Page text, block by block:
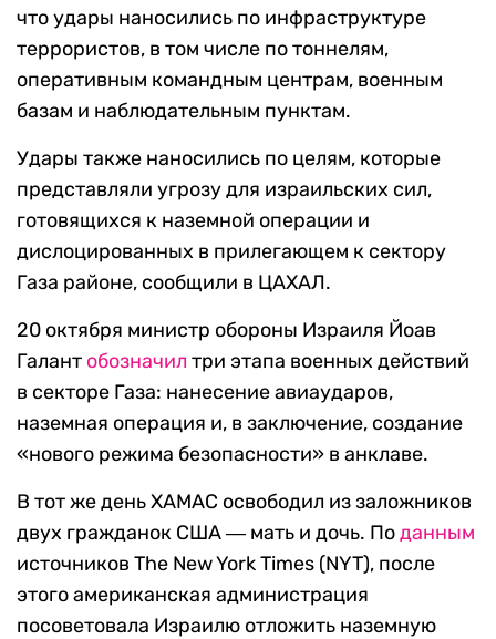
что удары наносились по инфраструктуре
террористов, в том числе по тоннелям,
оперативным командным центрам, военным
базам и наблюдательным пунктам.
Удары также наносились по целям, которые
представляли угрозу для израильских сил,
готовящихся к наземной операции и
дислоцированных в прилегающем к сектору
Газа районе, сообщили в ЦАХАЛ.
20 октября министр обороны Израиля Йоав
Галант обозначил три этапа военных действий
в секторе Газа: нанесение авиаударов,
наземная операция и, в заключение, создание
«нового режима безопасности» в анклаве.
В тот же день ХАМАС освободил из заложников
двух гражданок США ― мать и дочь. Поданным
источников The New York Times (NYT), после
этого американская администрация
посоветовала Израилю отложить наземную